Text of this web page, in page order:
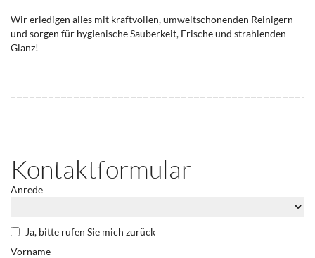
Wir erledigen alles mit kraftvollen, umweltschonenden Reinigern
und sorgen für hygienische Sauberkeit, Frische und strahlenden
Glanz!
Kontaktformular
Anrede
Ja, bitte rufen Sie mich zurück
Vorname